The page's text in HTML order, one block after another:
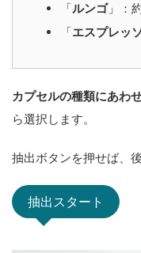
「ルンゴ」：
「エスプレッ
カプセルの種類にあわ
ら選択します。
抽出ボタンを押せば、
抽出スタート